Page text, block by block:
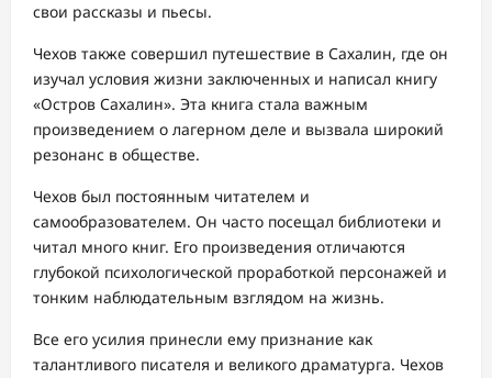
свои рассказы и пьесы.
Чехов также совершил путешествие в Сахалин, где он
изучал условия жизни заключенных и написал книгу
«Остров Сахалин». Эта книга стала важным
произведением о лагерном деле и вызвала широкий
резонанс в обществе.
Чехов был постоянным читателем и
самообразователем. Он часто посещал библиотеки и
читал много книг. Его произведения отличаются
глубокой психологической проработкой персонажей и
тонким наблюдательным взглядом на жизнь.
Все его усилия принесли ему признание как
талантливого писателя и великого драматурга. Чехов